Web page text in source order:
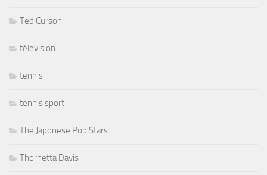
Ted Curson
télevision
tennis
tennis sport
The Japonese Pop Stars
Thornetta Davis